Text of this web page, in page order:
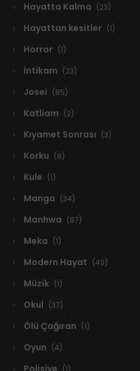
Hayatta Kalma (23)
Hayattan kesitler (1)
Horror (1)
İntikam (23)
Josei (85)
Katliam (2)
Kıyamet Sonrası (3)
Korku (8)
Kule (1)
Manga (34)
Manhwa (87)
Meka (1)
Modern Hayat (49)
Müzik (1)
Okul (37)
Ölü Çağıran (1)
Oyun (4)
Polisiye (1)